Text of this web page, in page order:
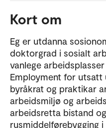
Kort om
Eg er utdanna
doktorgrad i sosialt
vanlege
Employment for utsatt
byråkrat og praktikar
arbeidsmiljø og
arbeidsretta bistand
rusmiddelførebygging